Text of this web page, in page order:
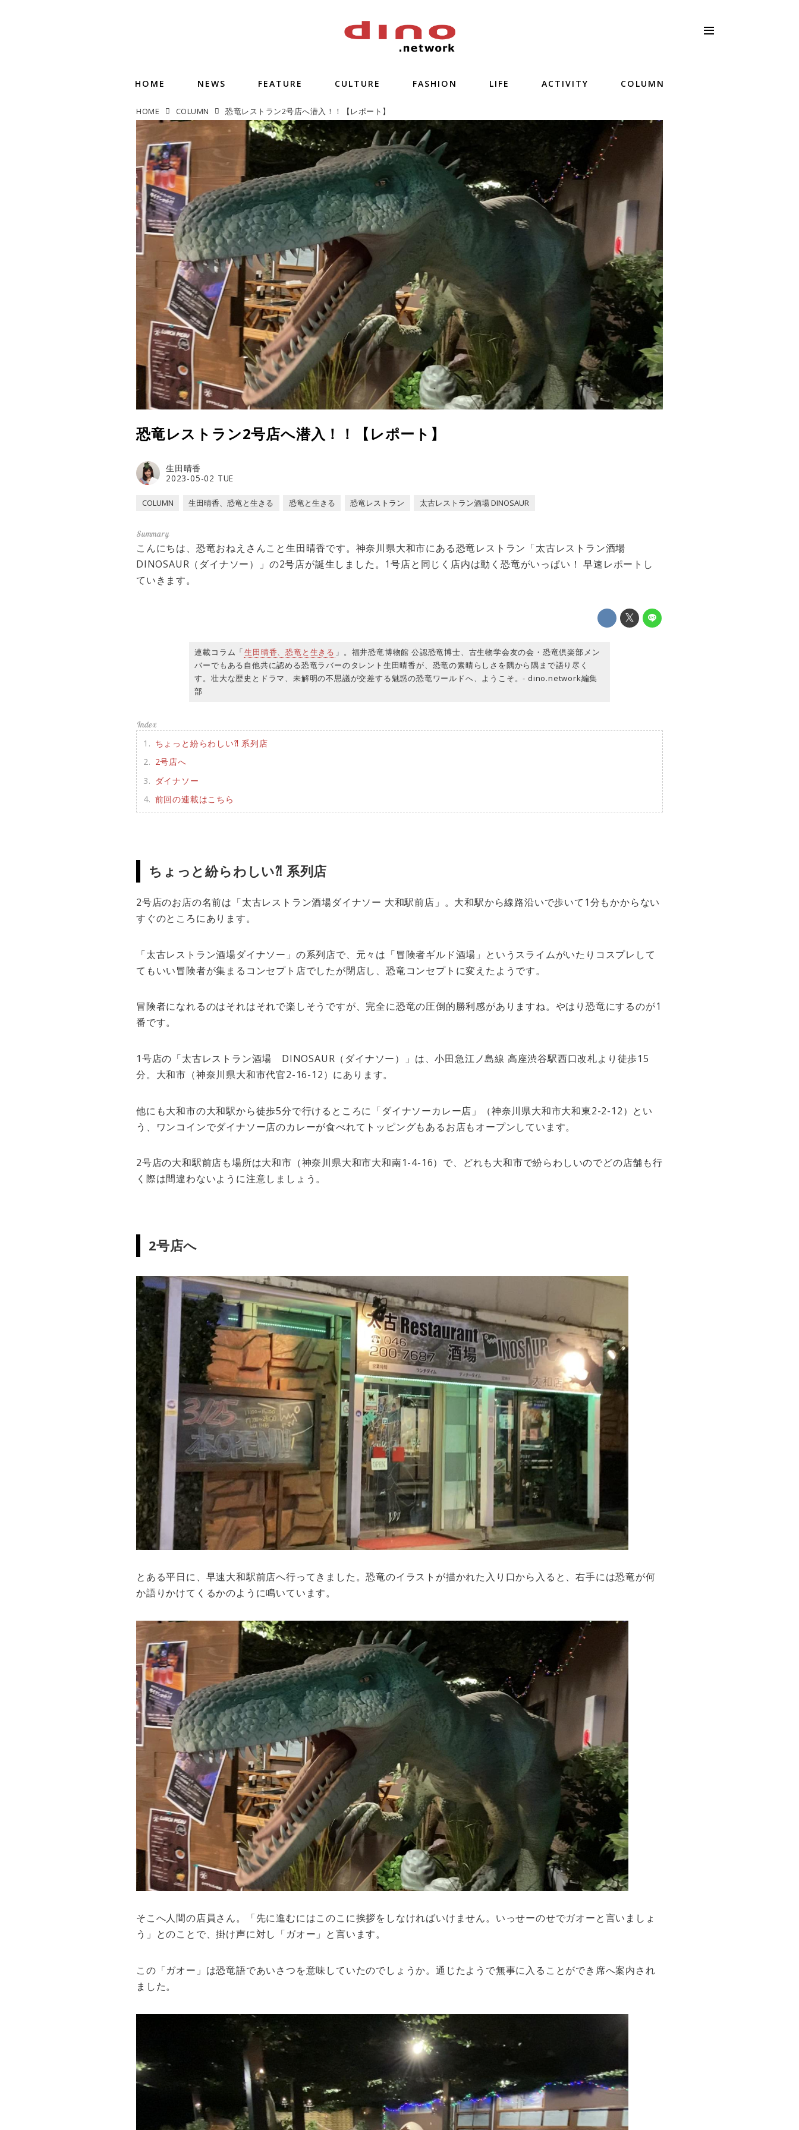
HOME NEWS FEATURE CULTURE FASHION LIFE ACTIVITY COLUMN
HOME COLUMN 恐竜レストラン2号店へ潜入！！【レポート】
恐竜レストラン2号店へ潜入！！【レポート】
2023-05-02 TUE
生田晴香
COLUMN 生田晴香、恐竜と生きる 恐竜と生きる 恐竜レストラン 太古レストラン酒場 DINOSAUR
こんにちは、恐竜おねえさんこと生田晴香です。神奈川県大和市にある恐竜レストラン「太古レストラン酒場
DINOSAUR（ダイナソー）」の2号店が誕生しました。1号店と同じく店内は動く恐竜がいっぱい！ 早速レポートし
ていきます。
連載コラム「生田晴香、恐竜と生きる 」。福井恐竜博物館 公認恐竜博士、古生物学会友の会・恐竜倶楽部メン
バーでもある自他共に認める恐竜ラバーのタレント生田晴香が、恐竜の素晴らしさを隅から隅まで語り尽く
す。壮大な歴史とドラマ、未解明の不思議が交差する魅惑の恐竜ワールドへ、ようこそ。- dino.network編集
部
ちょっと紛らわしい⁈ 系列店
2号店へ
ダイナソー
前回の連載はこちら
ちょっと紛らわしい⁈ 系列店
2号店のお店の名前は「太古レストラン酒場ダイナソー 大和駅前店」。大和駅から線路沿いで歩いて1分もかからない
すぐのところにあります。
「太古レストラン酒場ダイナソー」の系列店で、元々は「冒険者ギルド酒場」というスライムがいたりコスプレして
てもいい冒険者が集まるコンセプト店でしたが閉店し、恐竜コンセプトに変えたようです。
冒険者になれるのはそれはそれで楽しそうですが、完全に恐竜の圧倒的勝利感がありますね。やはり恐竜にするのが1
番です。
1号店の「太古レストラン酒場 DINOSAUR（ダイナソー）」は、小田急江ノ島線 高座渋谷駅西口改札より徒歩15
分。大和市（神奈川県大和市代官2-16-12）にあります。
他にも大和市の大和駅から徒歩5分で行けるところに「ダイナソーカレー店」（神奈川県大和市大和東2-2-12）とい
う、ワンコインでダイナソー店のカレーが食べれてトッピングもあるお店もオープンしています。
2号店の大和駅前店も場所は大和市（神奈川県大和市大和南1-4-16）で、どれも大和市で紛らわしいのでどの店舗も行
く際は間違わないように注意しましょう。
2号店へ
とある平日に、早速大和駅前店へ行ってきました。恐竜のイラストが描かれた入り口から入ると、右手には恐竜が何
か語りかけてくるかのように鳴いています。
そこへ人間の店員さん。「先に進むにはこのこに挨拶をしなければいけません。いっせーのせでガオーと言いましょ
う」とのことで、掛け声に対し「ガオー」と言います。
この「ガオー」は恐竜語であいさつを意味していたのでしょうか。通じたようで無事に入ることができ席へ案内され
ました。